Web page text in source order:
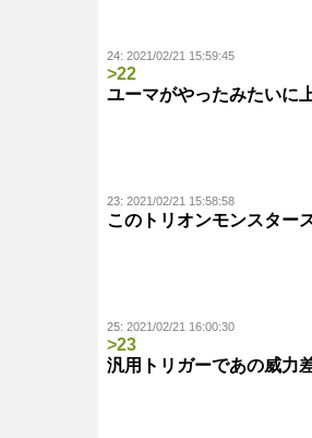
24: 2021/02/21 15:59:45
>22
ユーマがやったみたいに
23: 2021/02/21 15:58:58
このトリオンモンスター
25: 2021/02/21 16:00:30
>23
汎用トリガーであの威力